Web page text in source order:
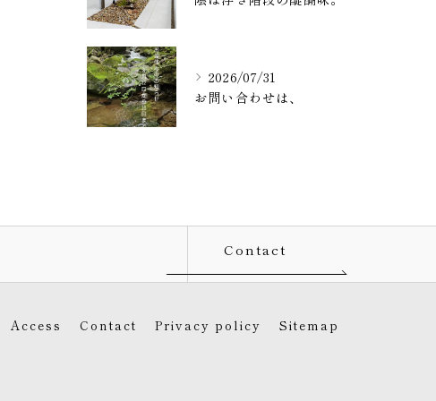
2026/07/31
お問い合わせは、
Contact
Access Contact Privacy policy Sitemap